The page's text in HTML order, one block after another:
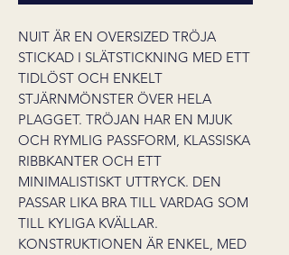
NUIT ÄR EN OVERSIZED TRÖJA
STICKAD I SLÄTSTICKNING MED ETT
TIDLÖST OCH ENKELT
STJÄRNMÖNSTER ÖVER HELA
PLAGGET. TRÖJAN HAR EN MJUK
OCH RYMLIG PASSFORM, KLASSISKA
RIBBKANTER OCH ETT
MINIMALISTISKT UTTRYCK. DEN
PASSAR LIKA BRA TILL VARDAG SOM
TILL KYLIGA KVÄLLAR.
KONSTRUKTIONEN ÄR ENKEL, MED